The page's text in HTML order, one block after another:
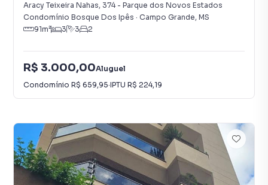
Aracy Teixeira Nahas, 374- Parque dos Novos Estados
Condomínio Bosque Dos Ipês · Campo Grande, MS
91m² 3 3 2
R$ 3.000,00Aluguel
Condomínio R$ 659,95·IPTU R$ 224,19